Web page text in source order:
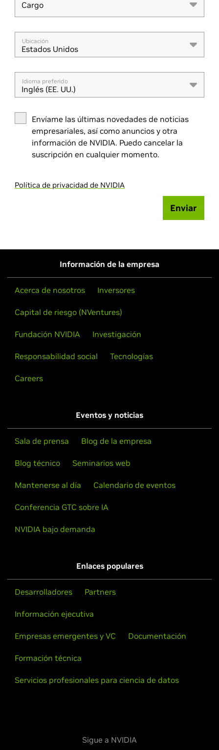
Cargo
Cargo
Ubicación
Estados Unidos
Idioma preferido
Inglés (EE. UU.)
Envíame las últimas novedades de noticias
empresariales, así como anuncios y otra
información de NVIDIA. Puedo cancelar la
suscripción en cualquier momento.
Política de privacidad de NVIDIA
Enviar
Información de la empresa
Acerca de nosotros Inversores
Capital de riesgo (NVentures)
Fundación NVIDIA Investigación
Responsabilidad social Tecnologías
Careers
Eventos y noticias
Sala de prensa Blog de la empresa
Blog técnico Seminarios web
Mantenerse al día Calendario de eventos
Conferencia GTC sobre IA
NVIDIA bajo demanda
Enlaces populares
Desarrolladores Partners
Información ejecutiva
Empresas emergentes y VC Documentación
Formación técnica
Servicios profesionales para ciencia de datos
Sigue a NVIDIA